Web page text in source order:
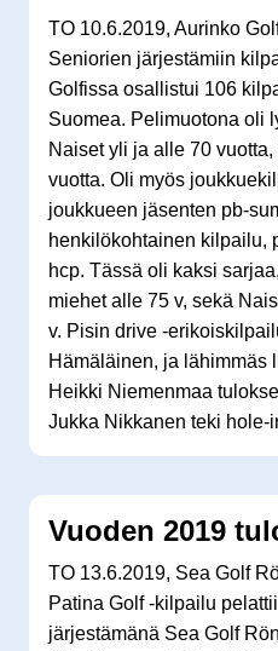
TO 10.6.2019, Aurinko
Seniorien järjestämiin
Golfissa osallistui 106
Suomea. Pelimuotona oli
Naiset yli ja alle 70
vuotta. Oli myös
joukkueen jäsenten pb-
henkilökohtainen kilpailu,
hcp. Tässä oli kaksi
miehet alle 75 v, sekä
v. Pisin drive -
Hämäläinen, ja lähimmäs
Heikki Niemenmaa
Jukka Nikkanen teki hole-
Vuoden 2019
TO 13.6.2019, Sea Golf
Patina Golf -kilpailu
järjestämänä Sea Golf